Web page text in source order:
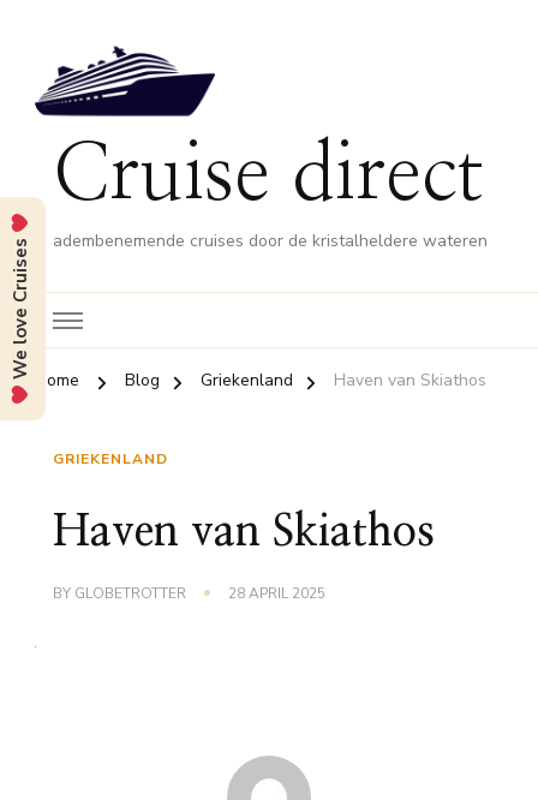
Cruise direct
adembenemende cruises door de kristalheldere wateren
Home Blog Griekenland Haven van Skiathos
GRIEKENLAND
Haven van Skiathos
BY GLOBETROTTER 28 APRIL 2025
We love Cruises